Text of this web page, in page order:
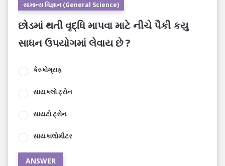
સામાન્ય વિજ્ઞાન (General Science)
છોડમાં થતી વૃદ્ધિ માપવા માટે નીચે પૈકી કયુ
સાધન ઉપયોગમાં લેવાય છે ?
કેસ્કોગ્રાફ
સાયકલો ટ્રોન
સાયટો ટ્રોન
સાયકાલોમીટર
ANSWER